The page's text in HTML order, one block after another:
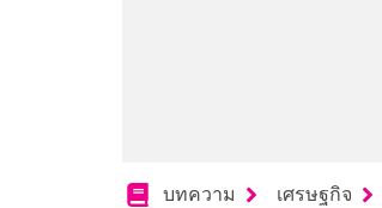
บทความ เศรษฐกิจ